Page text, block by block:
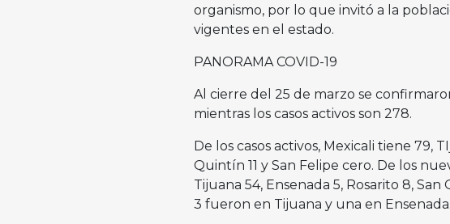
organismo, por lo que invitó a la
vigentes en el estado.
PANORAMA COVID-19
Al cierre del 25 de marzo se
mientras los casos activos son 278.
De los casos activos, Mexicali tiene 79,
Quintín 11 y San Felipe cero. De los
Tijuana 54, Ensenada 5, Rosarito 8,
3 fueron en Tijuana y una en Ensenada.